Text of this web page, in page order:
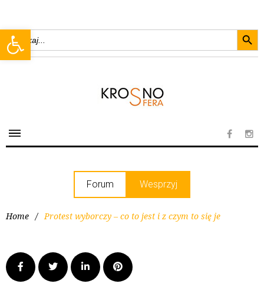
Open toolbar
Search
for:
Forum Wesprzyj
Home / Protest wyborczy – co to jest i z czym to się je